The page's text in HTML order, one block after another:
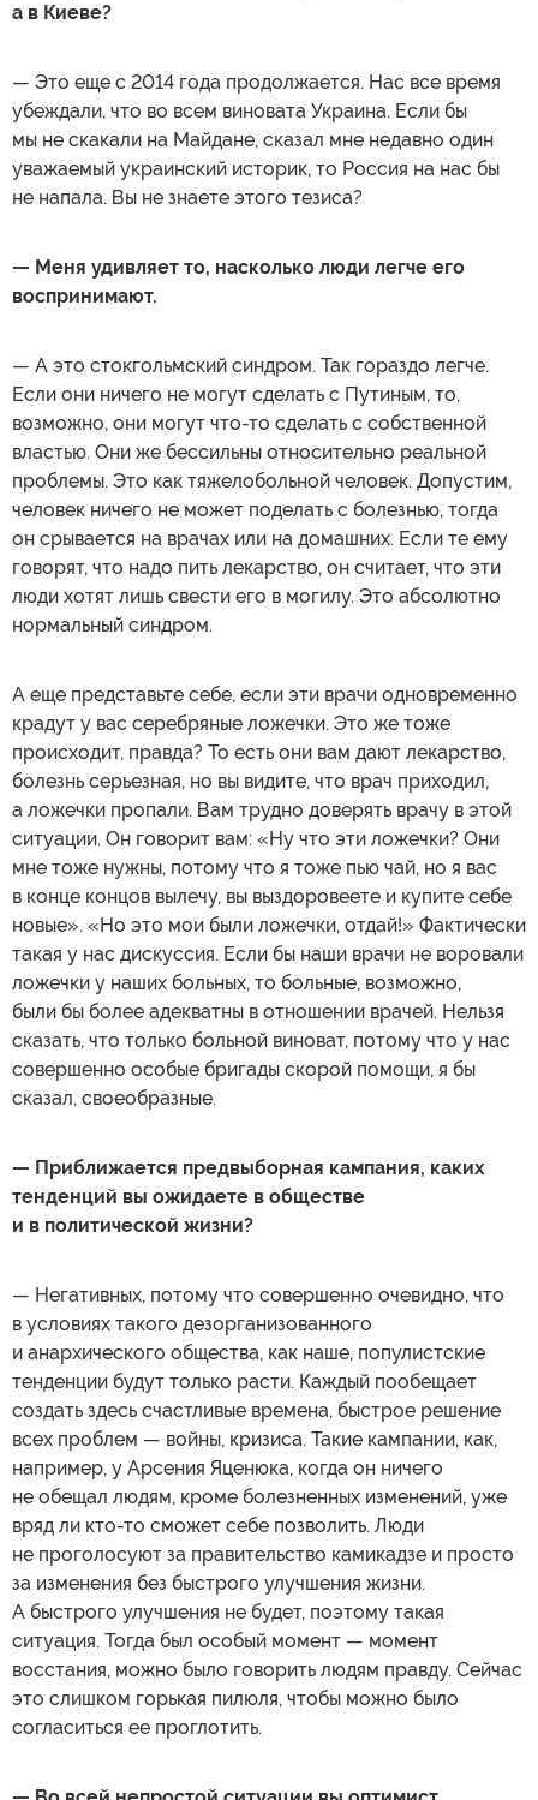
а в Киеве?
— Это еще с 2014 года продолжается. Нас все время
убеждали, что во всем виновата Украина. Если бы
мы не скакали на Майдане, сказал мне недавно один
уважаемый украинский историк, то Россия на нас бы
не напала. Вы не знаете этого тезиса?
— Меня удивляет то, насколько люди легче его
воспринимают.
— А это стокгольмский синдром. Так гораздо легче.
Если они ничего не могут сделать с Путиным, то,
возможно, они могут что-то сделать с собственной
властью. Они же бессильны относительно реальной
проблемы. Это как тяжелобольной человек. Допустим,
человек ничего не может поделать с болезнью, тогда
он срывается на врачах или на домашних. Если те ему
говорят, что надо пить лекарство, он считает, что эти
люди хотят лишь свести его в могилу. Это абсолютно
нормальный синдром.
А еще представьте себе, если эти врачи одновременно
крадут у вас серебряные ложечки. Это же тоже
происходит, правда? То есть они вам дают лекарство,
болезнь серьезная, но вы видите, что врач приходил,
а ложечки пропали. Вам трудно доверять врачу в этой
ситуации. Он говорит вам: «Ну что эти ложечки? Они
мне тоже нужны, потому что я тоже пью чай, но я вас
в конце концов вылечу, вы выздоровеете и купите себе
новые». «Но это мои были ложечки, отдай!» Фактически
такая у нас дискуссия. Если бы наши врачи не воровали
ложечки у наших больных, то больные, возможно,
были бы более адекватны в отношении врачей. Нельзя
сказать, что только больной виноват, потому что у нас
совершенно особые бригады скорой помощи, я бы
сказал, своеобразные.
— Приближается предвыборная кампания, каких
тенденций вы ожидаете в обществе
и в политической жизни?
— Негативных, потому что совершенно очевидно, что
в условиях такого дезорганизованного
и анархического общества, как наше, популистские
тенденции будут только расти. Каждый пообещает
создать здесь счастливые времена, быстрое решение
всех проблем — войны, кризиса. Такие кампании, как,
например, у Арсения Яценюка, когда он ничего
не обещал людям, кроме болезненных изменений, уже
вряд ли кто-то сможет себе позволить. Люди
не проголосуют за правительство камикадзе и просто
за изменения без быстрого улучшения жизни.
А быстрого улучшения не будет, поэтому такая
ситуация. Тогда был особый момент — момент
восстания, можно было говорить людям правду. Сейчас
это слишком горькая пилюля, чтобы можно было
согласиться ее проглотить.